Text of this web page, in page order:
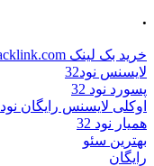
.
خرید بک لینک behtarinbacklink.com
لایسنس نود32
پسورد نود 32
اوکلی لایسنس رایگان نود 32
همیار نود 32
بهترین سئو
رایگان